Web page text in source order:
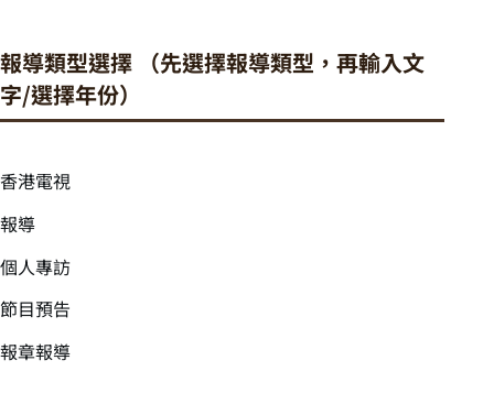
報導類型選擇 （先選擇報導類型，再輸入文
字/選擇年份）
香港電視
報導
個人專訪
節目預告
報章報導